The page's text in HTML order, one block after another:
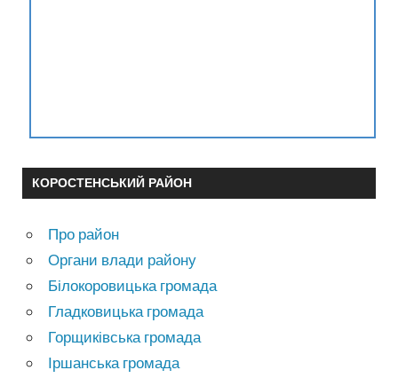
КОРОСТЕНСЬКИЙ РАЙОН
Про район
Органи влади району
Білокоровицька громада
Гладковицька громада
Горщиківська громада
Іршанська громада